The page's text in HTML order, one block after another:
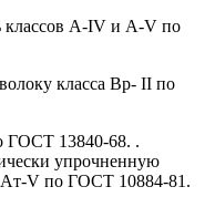
классов A-IV и A-V по
класса Вр- II по
ГОСТ 13840-68. .
упрочненную
Aт-V по ГОСТ 10884-81.